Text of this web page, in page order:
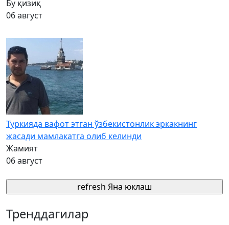
Бу қизиқ
06 август
Туркияда вафот этган ўзбекистонлик эркакнинг
жасади мамлакатга олиб келинди
Жамият
06 август
refresh Яна юклаш
Тренддагилар